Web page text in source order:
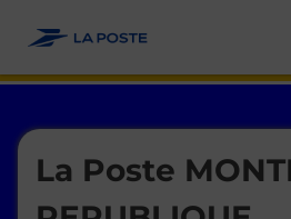
La Poste
Le lien s'ouvre dans un nouvel